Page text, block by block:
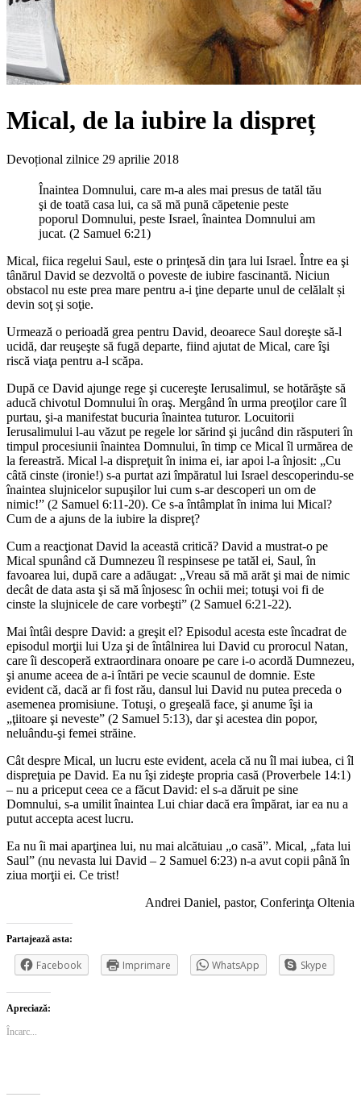
Mical, de la iubire la dispreț
Devoțional zilnice 29 aprilie 2018
Înaintea Domnului, care m-a ales mai presus de tatăl tău
şi de toată casa lui, ca să mă pună căpetenie peste
poporul Domnului, peste Israel, înaintea Domnului am
jucat. (2 Samuel 6:21)
Mical, fiica regelui Saul, este o prinţesă din ţara lui Israel. Între ea şi
tânărul David se dezvoltă o poveste de iubire fascinantă. Niciun
obstacol nu este prea mare pentru a-i ţine departe unul de celălalt și
devin soţ și soţie.
Urmează o perioadă grea pentru David, deoarece Saul doreşte să-l
ucidă, dar reuşeşte să fugă departe, fiind ajutat de Mical, care îşi
riscă viaţa pentru a-l scăpa.
După ce David ajunge rege şi cucereşte Ierusalimul, se hotărăşte să
aducă chivotul Domnului în oraş. Mergând în urma preoţilor care îl
purtau, şi-a manifestat bucuria înaintea tuturor. Locuitorii
Ierusalimului l-au văzut pe regele lor sărind şi jucând din răsputeri în
timpul procesiunii înaintea Domnului, în timp ce Mical îl urmărea de
la fereastră. Mical l-a dispreţuit în inima ei, iar apoi l-a înjosit: „Cu
câtă cinste (ironie!) s-a purtat azi împăratul lui Israel descoperindu-se
înaintea slujnicelor supuşilor lui cum s-ar descoperi un om de
nimic!” (2 Samuel 6:11-20). Ce s-a întâmplat în inima lui Mical?
Cum de a ajuns de la iubire la dispreţ?
Cum a reacţionat David la această critică? David a mustrat-o pe
Mical spunând că Dumnezeu îl respinsese pe tatăl ei, Saul, în
favoarea lui, după care a adăugat: „Vreau să mă arăt şi mai de nimic
decât de data asta şi să mă înjosesc în ochii mei; totuşi voi fi de
cinste la slujnicele de care vorbeşti” (2 Samuel 6:21-22).
Mai întâi despre David: a greşit el? Episodul acesta este încadrat de
episodul morţii lui Uza şi de întâlnirea lui David cu prorocul Natan,
care îi descoperă extraordinara onoare pe care i-o acordă Dumnezeu,
şi anume aceea de a-i întări pe vecie scaunul de domnie. Este
evident că, dacă ar fi fost rău, dansul lui David nu putea preceda o
asemenea promisiune. Totuşi, o greşeală face, şi anume îşi ia
„ţiitoare şi neveste” (2 Samuel 5:13), dar şi acestea din popor,
neluându-şi femei străine.
Cât despre Mical, un lucru este evident, acela că nu îl mai iubea, ci îl
dispreţuia pe David. Ea nu îşi zideşte propria casă (Proverbele 14:1)
– nu a priceput ceea ce a făcut David: el s-a dăruit pe sine
Domnului, s-a umilit înaintea Lui chiar dacă era împărat, iar ea nu a
putut accepta acest lucru.
Ea nu îi mai aparţinea lui, nu mai alcătuiau „o casă”. Mical, „fata lui
Saul” (nu nevasta lui David – 2 Samuel 6:23) n-a avut copii până în
ziua morţii ei. Ce trist!
Andrei Daniel, pastor, Conferinţa Oltenia
Partajează asta:
Facebook Imprimare WhatsApp Skype
Apreciază:
Încarc...